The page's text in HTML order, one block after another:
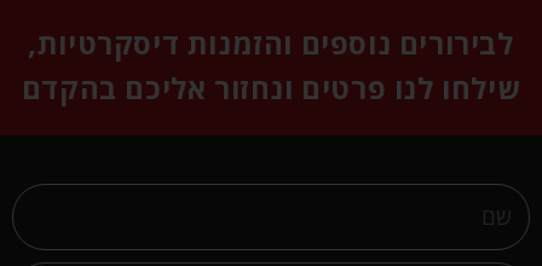
לבירורים נוספים והזמנות דיסקרטיות,
שילחו לנו פרטים ונחזור אליכם בהקדם